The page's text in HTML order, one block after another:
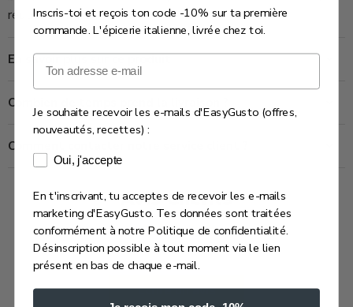
réutilisé, offert.
En savoir plus sur ce produit
Combien de temps prend la livraison ?
Comment contacter notre service client ?
Avis Clients
Soyez le premier à écrire un avis
Écrire un avis
Inscris-toi et reçois ton code -10% sur ta première
commande. L'épicerie italienne, livrée chez toi.
Email
Je souhaite recevoir les e-mails d'EasyGusto (offres,
nouveautés, recettes) :
Consentement e-mails marketing
Oui, j'accepte
En t'inscrivant, tu acceptes de recevoir les e-mails
marketing d'EasyGusto. Tes données sont traitées
conformément à notre Politique de confidentialité.
Désinscription possible à tout moment via le lien
présent en bas de chaque e-mail.